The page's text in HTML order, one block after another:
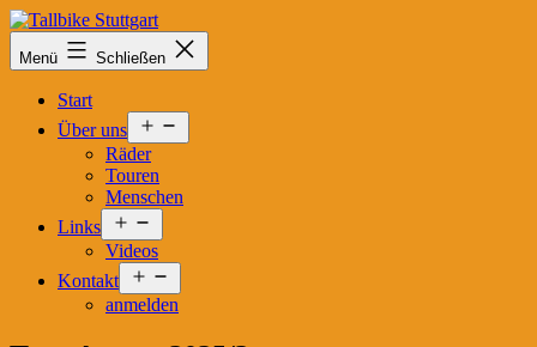
Zum
Inhalt
springen
Tallbike
Stuttgart
Menü Schließen
Start
Über uns
öffnen
Räder
Touren
Menschen
Links
öffnen
Videos
Kontakt
öffnen
anmelden